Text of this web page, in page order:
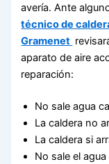
avería. Ante
técnico de
Gramenet
aparato de aire
reparación:
No sale agua
La caldera no
La caldera si
No sale el